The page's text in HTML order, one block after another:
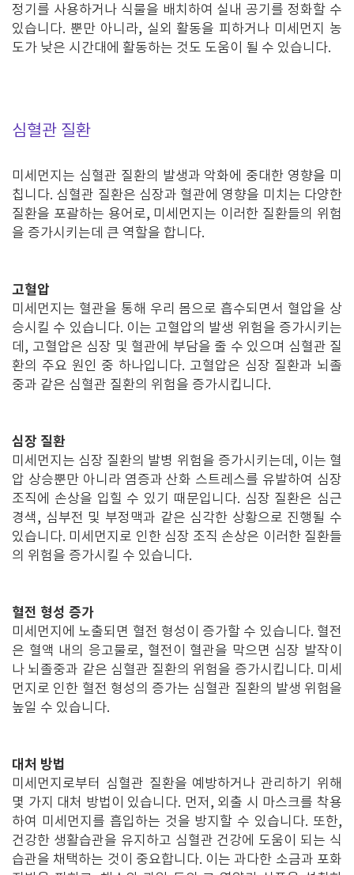
정기를 사용하거나 식물을 배치하여 실내 공기를 정화할 수
있습니다. 뿐만 아니라, 실외 활동을 피하거나 미세먼지 농
도가 낮은 시간대에 활동하는 것도 도움이 될 수 있습니다.
심혈관 질환
미세먼지는 심혈관 질환의 발생과 악화에 중대한 영향을 미
칩니다. 심혈관 질환은 심장과 혈관에 영향을 미치는 다양한
질환을 포괄하는 용어로, 미세먼지는 이러한 질환들의 위험
을 증가시키는데 큰 역할을 합니다.
고혈압
미세먼지는 혈관을 통해 우리 몸으로 흡수되면서 혈압을 상
승시킬 수 있습니다. 이는 고혈압의 발생 위험을 증가시키는
데, 고혈압은 심장 및 혈관에 부담을 줄 수 있으며 심혈관 질
환의 주요 원인 중 하나입니다. 고혈압은 심장 질환과 뇌졸
중과 같은 심혈관 질환의 위험을 증가시킵니다.
심장 질환
미세먼지는 심장 질환의 발병 위험을 증가시키는데, 이는 혈
압 상승뿐만 아니라 염증과 산화 스트레스를 유발하여 심장
조직에 손상을 입힐 수 있기 때문입니다. 심장 질환은 심근
경색, 심부전 및 부정맥과 같은 심각한 상황으로 진행될 수
있습니다. 미세먼지로 인한 심장 조직 손상은 이러한 질환들
의 위험을 증가시킬 수 있습니다.
혈전 형성 증가
미세먼지에 노출되면 혈전 형성이 증가할 수 있습니다. 혈전
은 혈액 내의 응고물로, 혈전이 혈관을 막으면 심장 발작이
나 뇌졸중과 같은 심혈관 질환의 위험을 증가시킵니다. 미세
먼지로 인한 혈전 형성의 증가는 심혈관 질환의 발생 위험을
높일 수 있습니다.
대처 방법
미세먼지로부터 심혈관 질환을 예방하거나 관리하기 위해
몇 가지 대처 방법이 있습니다. 먼저, 외출 시 마스크를 착용
하여 미세먼지를 흡입하는 것을 방지할 수 있습니다. 또한,
건강한 생활습관을 유지하고 심혈관 건강에 도움이 되는 식
습관을 채택하는 것이 중요합니다. 이는 과다한 소금과 포화